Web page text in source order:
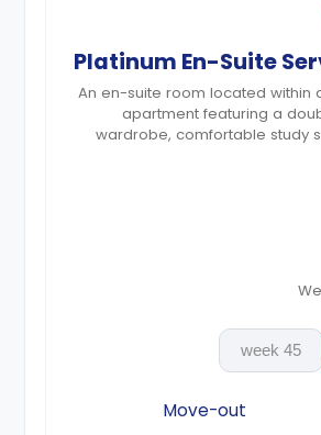
Platinum En-Suite
An en-suite room located within
apartment featuring a
wardrobe, comfortable study
bathroom, comfort chair,
with a with all appliances and
private fridge/freezer and
blender, rice cooker,
45 week
Move-out